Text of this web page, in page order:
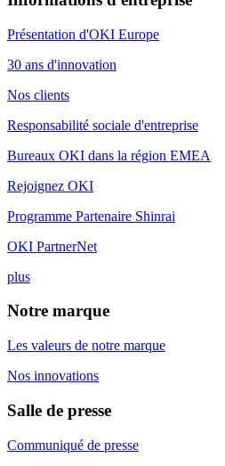
Présentation d'OKI Europe
30 ans d'innovation
Nos clients
Responsabilité sociale d'entreprise
Bureaux OKI dans la région EMEA
Rejoignez OKI
Programme Partenaire Shinrai
OKI PartnerNet
plus
Notre marque
Les valeurs de notre marque
Nos innovations
Salle de presse
Communiqué de presse